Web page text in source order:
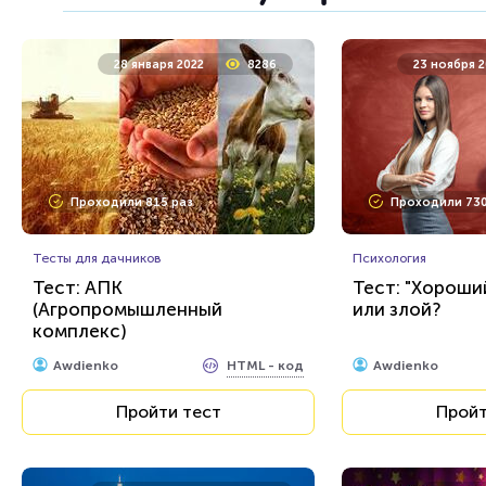
12 января 2022 18070
Проходили 2543 раза
Тесты для дачников
Тест: Ткани растений
Awdienko
Пройти тест
7
Проходили
Животные
Тест: Рыбы.
описанию!
Awdienko
28 января 2022 8286
Проходили 815 раз
Тесты для дачников
Тест: АПК
(Агропромышленный
комплекс)
Awdienko HTML - код
Пройти тест
23 ноября
Проходили
Психология
Тест:
или злой?
Awdienko